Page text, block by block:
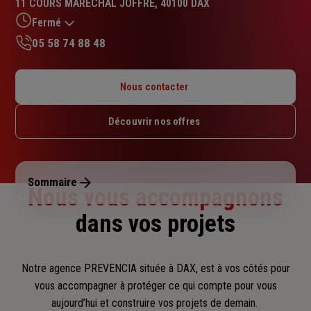
4.7
sur
5
étoiles
11 COURS MARECHAL JOFFRE, 40100 DAX
Fermé
Mardi : 09h – 12h30 / 14h – 17h30
Jeudi : 09h – 12h30 / 14h – 17h30
Dimanche : Fermé
05 58 74 88 48
Nous contacter
Découvrir nos offres
Sommaire
Nous vous accompagnons
dans vos projets
Notre agence PREVENCIA située à DAX, est à vos côtés pour
vous accompagner à protéger ce qui compte pour vous
aujourd’hui et construire vos projets de demain.